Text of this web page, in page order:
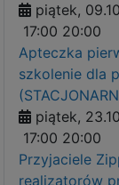
piątek,
17:00 20:00
Apteczka
szkolenie dla
piątek,
17:00 20:00
Przyjaciele
realizatorów